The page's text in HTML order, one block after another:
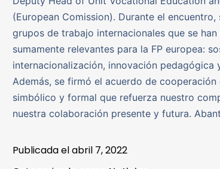
(European Comission). Durante el
grupos de trabajo internacionales que se
sumamente relevantes para la FP europea:
internacionalización, innovación pedagógica
Además, se firmó el acuerdo de
simbólico y formal que refuerza nuestro
nuestra colaboración presente y futura.
Publicada elabril 7, 2022